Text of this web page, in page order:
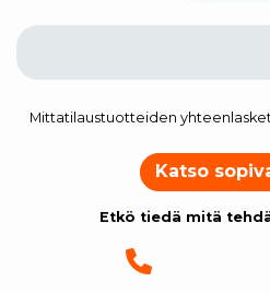
Mittatilaustuotteiden
Katso
Etkö tiedä mitä